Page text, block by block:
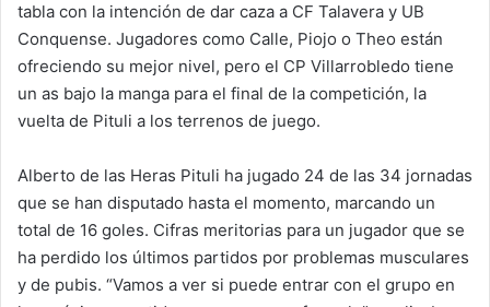
tabla con la intención de dar caza a CF Talavera y UB
Conquense. Jugadores como Calle, Piojo o Theo están
ofreciendo su mejor nivel, pero el CP Villarrobledo tiene
un as bajo la manga para el final de la competición, la
vuelta de Pituli a los terrenos de juego.
Alberto de las Heras Pituli ha jugado 24 de las 34 jornadas
que se han disputado hasta el momento, marcando un
total de 16 goles. Cifras meritorias para un jugador que se
ha perdido los últimos partidos por problemas musculares
y de pubis. “Vamos a ver si puede entrar con el grupo en